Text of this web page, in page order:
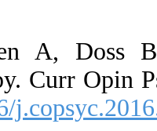
7.
couple
[